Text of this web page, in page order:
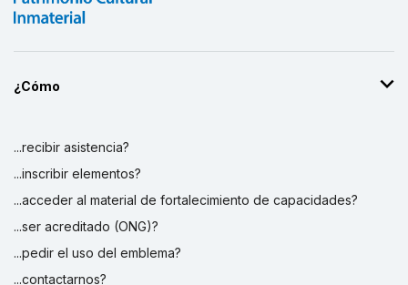
¿Cómo
...recibir asistencia?
...inscribir elementos?
...acceder al material de fortalecimiento de capacidades?
...ser acreditado (ONG)?
...pedir el uso del emblema?
...contactarnos?